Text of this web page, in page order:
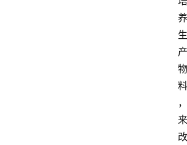
养
生
产
物
料
，
来
改